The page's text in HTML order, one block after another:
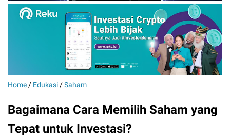
Home / Edukasi /Saham
Bagaimana Cara Memilih Saham yang
Tepat untuk Investasi?